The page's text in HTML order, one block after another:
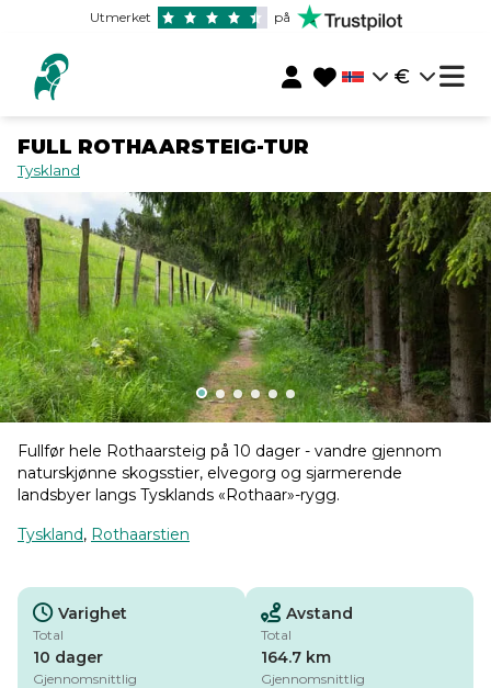
Utmerket på
€
FULL ROTHAARSTEIG-TUR
Tyskland
Fullfør hele Rothaarsteig på 10 dager - vandre gjennom
naturskjønne skogsstier, elvegorg og sjarmerende
landsbyer langs Tysklands «Rothaar»-rygg.
Tyskland, Rothaarstien
Varighet
Total
10 dager
Gjennomsnittlig
Avstand
Total
164.7 km
Gjennomsnittlig